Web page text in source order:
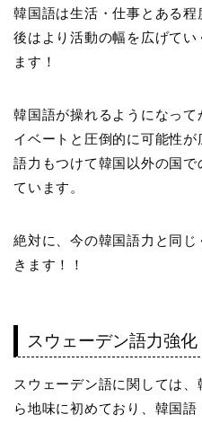
韓国語は生活・仕事とある
後はより活動の幅を広げて
ます！
韓国語が操れるようになっ
イベートと圧倒的に可能性
語力もつけて韓国以外の国で
ています。
絶対に、今の韓国語力と同
きます！！
スウェーデン語力強化
スウェーデン語に関しては
ら地味に初めており、韓国